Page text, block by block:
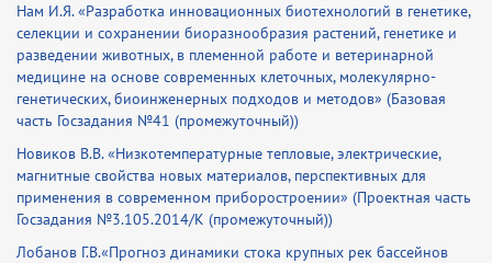
Нам И.Я. «Разработка инновационных биотехнологий в генетике,
селекции и сохранении биоразнообразия растений, генетике и
разведении животных, в племенной работе и ветеринарной
медицине на основе современных клеточных, молекулярно-
генетических, биоинженерных подходов и методов» (Базовая
часть Госзадания №41 (промежуточный))
Новиков В.В. «Низкотемпературные тепловые, электрические,
магнитные свойства новых материалов, перспективных для
применения в современном приборостроении» (Проектная часть
Госзадания №3.105.2014/К (промежуточный))
Лобанов Г.В.«Прогноз динамики стока крупных рек бассейнов